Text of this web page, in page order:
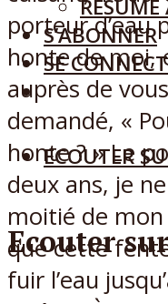
S’ABONNER
SE
ECOUTER
Ecouter
porteur d’eau
honte de moi,
auprès de
demandé, «
honte ? » Le
deux ans, je
moitié de
que cette
fuir l’eau